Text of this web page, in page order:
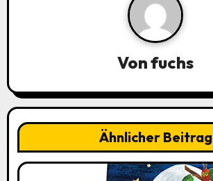
g
t
Vonfuchs
Ähnlicher Beitrag